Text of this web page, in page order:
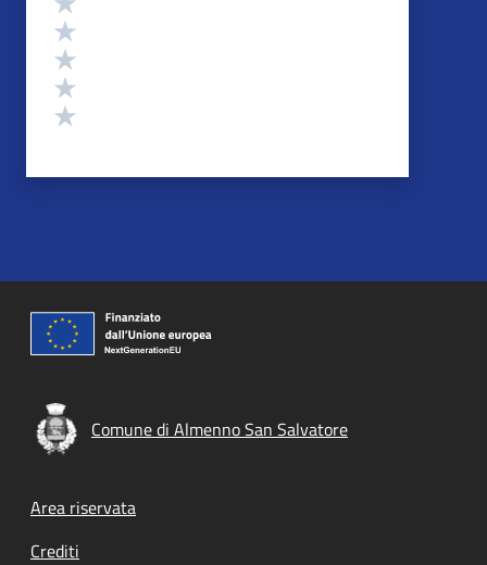
Comune di Almenno San Salvatore
Footer menu
Area riservata
Crediti